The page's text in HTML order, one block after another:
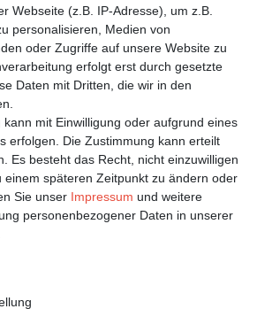
...
ich die
widerrufen.**
Abonnieren
** Hierbei handelt es sich um ein Pflichtfeld.
Webseite (z.B. IP-Adresse), um z.B.
personalisieren, Medien von
oder Zugriffe auf unsere Website zu
erfolgt erst durch gesetzte
Daten mit Dritten, die wir in den
mit Einwilligung oder aufgrund eines
erfolgen. Die Zustimmung kann erteilt
Es besteht das Recht, nicht einzuwilligen
einem späteren Zeitpunkt zu ändern oder
Sie unser Impressum und weitere
personenbezogener Daten in unserer